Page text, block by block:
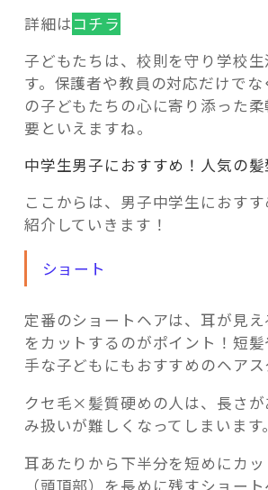
詳細はコチラ
子どもたちは、校則を守り学校
す。保護者や教員の対応だけで
の子どもたちの心に寄り添った
要といえますね。
中学生男子におすすめ！人気の髪
ここからは、男子中学生におす
紹介していきます！
ショート
定番のショートヘアは、耳が見
をカットするのがポイント！短
手な子どもにもおすすめのヘアス
クセ毛×髪質硬めの人は、長さが
み扱いが難しくなってしまいます。
耳あたりから下半分を短めにカ
（頭頂部）を長めに残すショート